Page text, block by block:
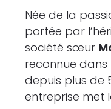
Née de la
portée par
société sœur
reconnue
depuis plus de
entreprise met